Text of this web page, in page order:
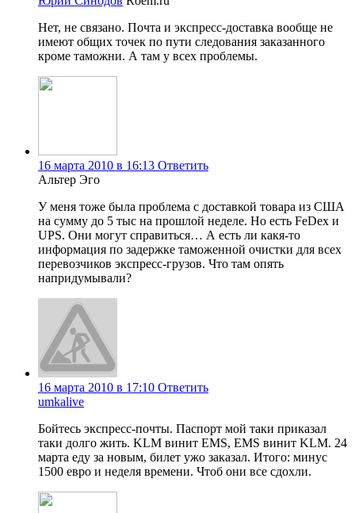
Нет, не связано. Почта и экспресс-доставка вообще не
имеют общих точек по пути следования заказанного
кроме таможни. А там у всех проблемы.
16 марта 2010 в 16:13 Ответить
Альтер Эго
У меня тоже была проблема с доставкой товара из США
на сумму до 5 тыс на прошлой неделе. Но есть FeDex и
UPS. Они могут справиться… А есть ли какя-то
информация по задержке таможенной очистки для всех
перевозчиков экспресс-грузов. Что там опять
напридумывали?
16 марта 2010 в 17:10 Ответить
umkalive
Бойтесь экспресс-почты. Паспорт мой таки приказал
таки долго жить. KLM винит EMS, EMS винит KLM. 24
марта еду за новым, билет ужо заказал. Итого: минус
1500 евро и неделя времени. Чтоб они все сдохли.